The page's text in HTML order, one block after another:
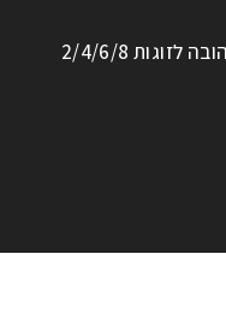
טבעת נירוסטה חלקה זהובה לזוגות 2/4/6/8